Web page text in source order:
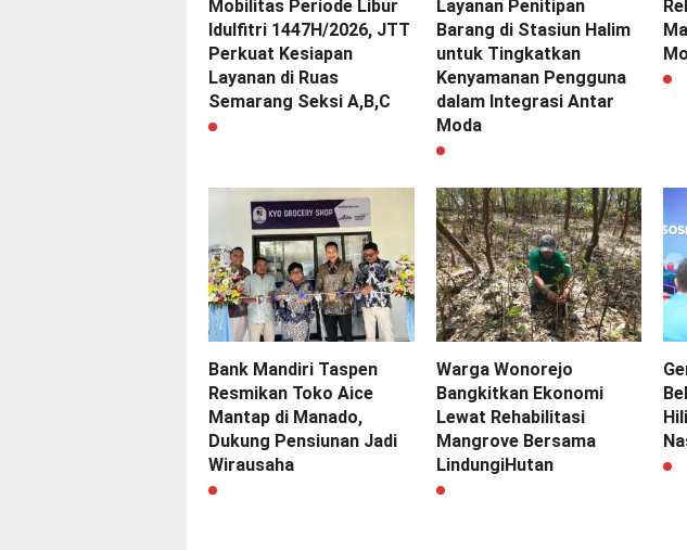
Mobilitas Periode Libur
Idulfitri 1447H/2026, JTT
Perkuat Kesiapan
Layanan di Ruas
Semarang Seksi A,B,C
Layanan Penitipan
Barang di Stasiun Halim
untuk Tingkatkan
Kenyamanan Pengguna
dalam Integrasi Antar
Moda
Bank Mandiri Taspen
Resmikan Toko Aice
Mantap di Manado,
Dukung Pensiunan Jadi
Wirausaha
Warga Wonorejo
Bangkitkan Ekonomi
Lewat Rehabilitasi
Mangrove Bersama
LindungiHutan